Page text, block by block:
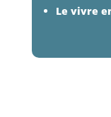
Le vivre